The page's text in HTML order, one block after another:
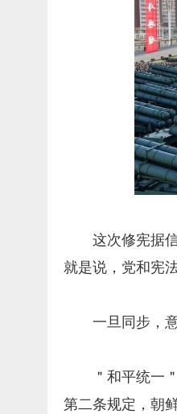
这次修宪据
就是说，党和宪
一旦同步，
＂和平统一
第二条规定，朝